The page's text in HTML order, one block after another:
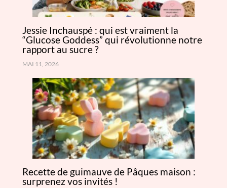
Jessie Inchauspé : qui est vraiment la
“Glucose Goddess” qui révolutionne notre
rapport au sucre ?
MAI 11, 2026
Recette de guimauve de Pâques maison :
surprenez vos invités !